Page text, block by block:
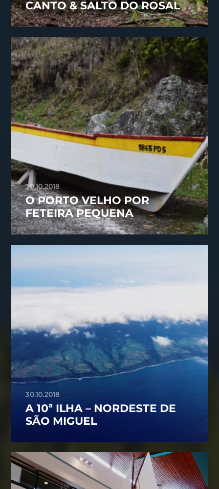
CANTO & SALTO DO ROSAL
30.10.2018
O PORTO VELHO POR
FETEIRA PEQUENA
30.10.2018
A 10ª ILHA – NORDESTE DE
SÃO MIGUEL